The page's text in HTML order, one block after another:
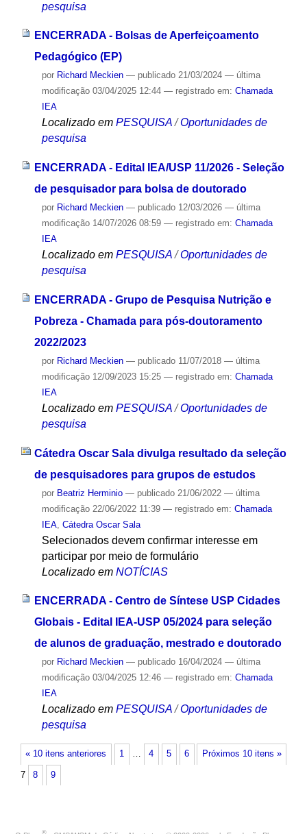
pesquisa
ENCERRADA - Bolsas de Aperfeiçoamento
Pedagógico (EP)
por Richard Meckien — publicado21/03/2024 — última
modificação03/04/2025 12:44 — registrado em: Chamada
IEA
Localizado em PESQUISA /Oportunidades de
pesquisa
ENCERRADA - Edital IEA/USP 11/2026 - Seleção
de pesquisador para bolsa de doutorado
por Richard Meckien — publicado12/03/2026 — última
modificação14/07/2026 08:59 — registrado em: Chamada
IEA
Localizado em PESQUISA /Oportunidades de
pesquisa
ENCERRADA - Grupo de Pesquisa Nutrição e
Pobreza - Chamada para pós-doutoramento
2022/2023
por Richard Meckien — publicado11/07/2018 — última
modificação12/09/2023 15:25 — registrado em: Chamada
IEA
Localizado em PESQUISA /Oportunidades de
pesquisa
Cátedra Oscar Sala divulga resultado da seleção
de pesquisadores para grupos de estudos
por Beatriz Herminio — publicado21/06/2022 — última
modificação22/06/2022 11:39 — registrado em: Chamada
IEA, Cátedra Oscar Sala
Selecionados devem confirmar interesse em
participar por meio de formulário
Localizado em NOTÍCIAS
ENCERRADA - Centro de Síntese USP Cidades
Globais - Edital IEA-USP 05/2024 para seleção
de alunos de graduação, mestrado e doutorado
por Richard Meckien — publicado16/04/2024 — última
modificação03/04/2025 12:46 — registrado em: Chamada
IEA
Localizado em PESQUISA /Oportunidades de
pesquisa
« 10 itens anteriores Próximos 10 itens »
1 … 4 5 6
7 8 9